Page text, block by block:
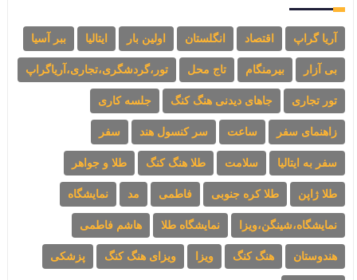
آریا گراپ اقتصاد انگلستان اولین بار ایتالیا ببر آسیا
بی آزار بیرمنگام تاج محل تور،گردشگری،تجاری،آریاگراپ
تور تجاری جاهای دیدنی هنگ کنگ جلسه کاری
زاهنمای سفر ساعت سر کنسول هند سفر
سفر به ایتالیا سلامت طلا هنگ کنگ طلا و جواهر
طلا ژاپن طلا کره جنوبی فاطمی مد نمایشگاه
نمایشگاه،شینگن،ویزا نمایشگاه طلا هاشم فاطمی
هندوستان هنگ کنگ ویزا ویزای هنگ کنگ پزشکی